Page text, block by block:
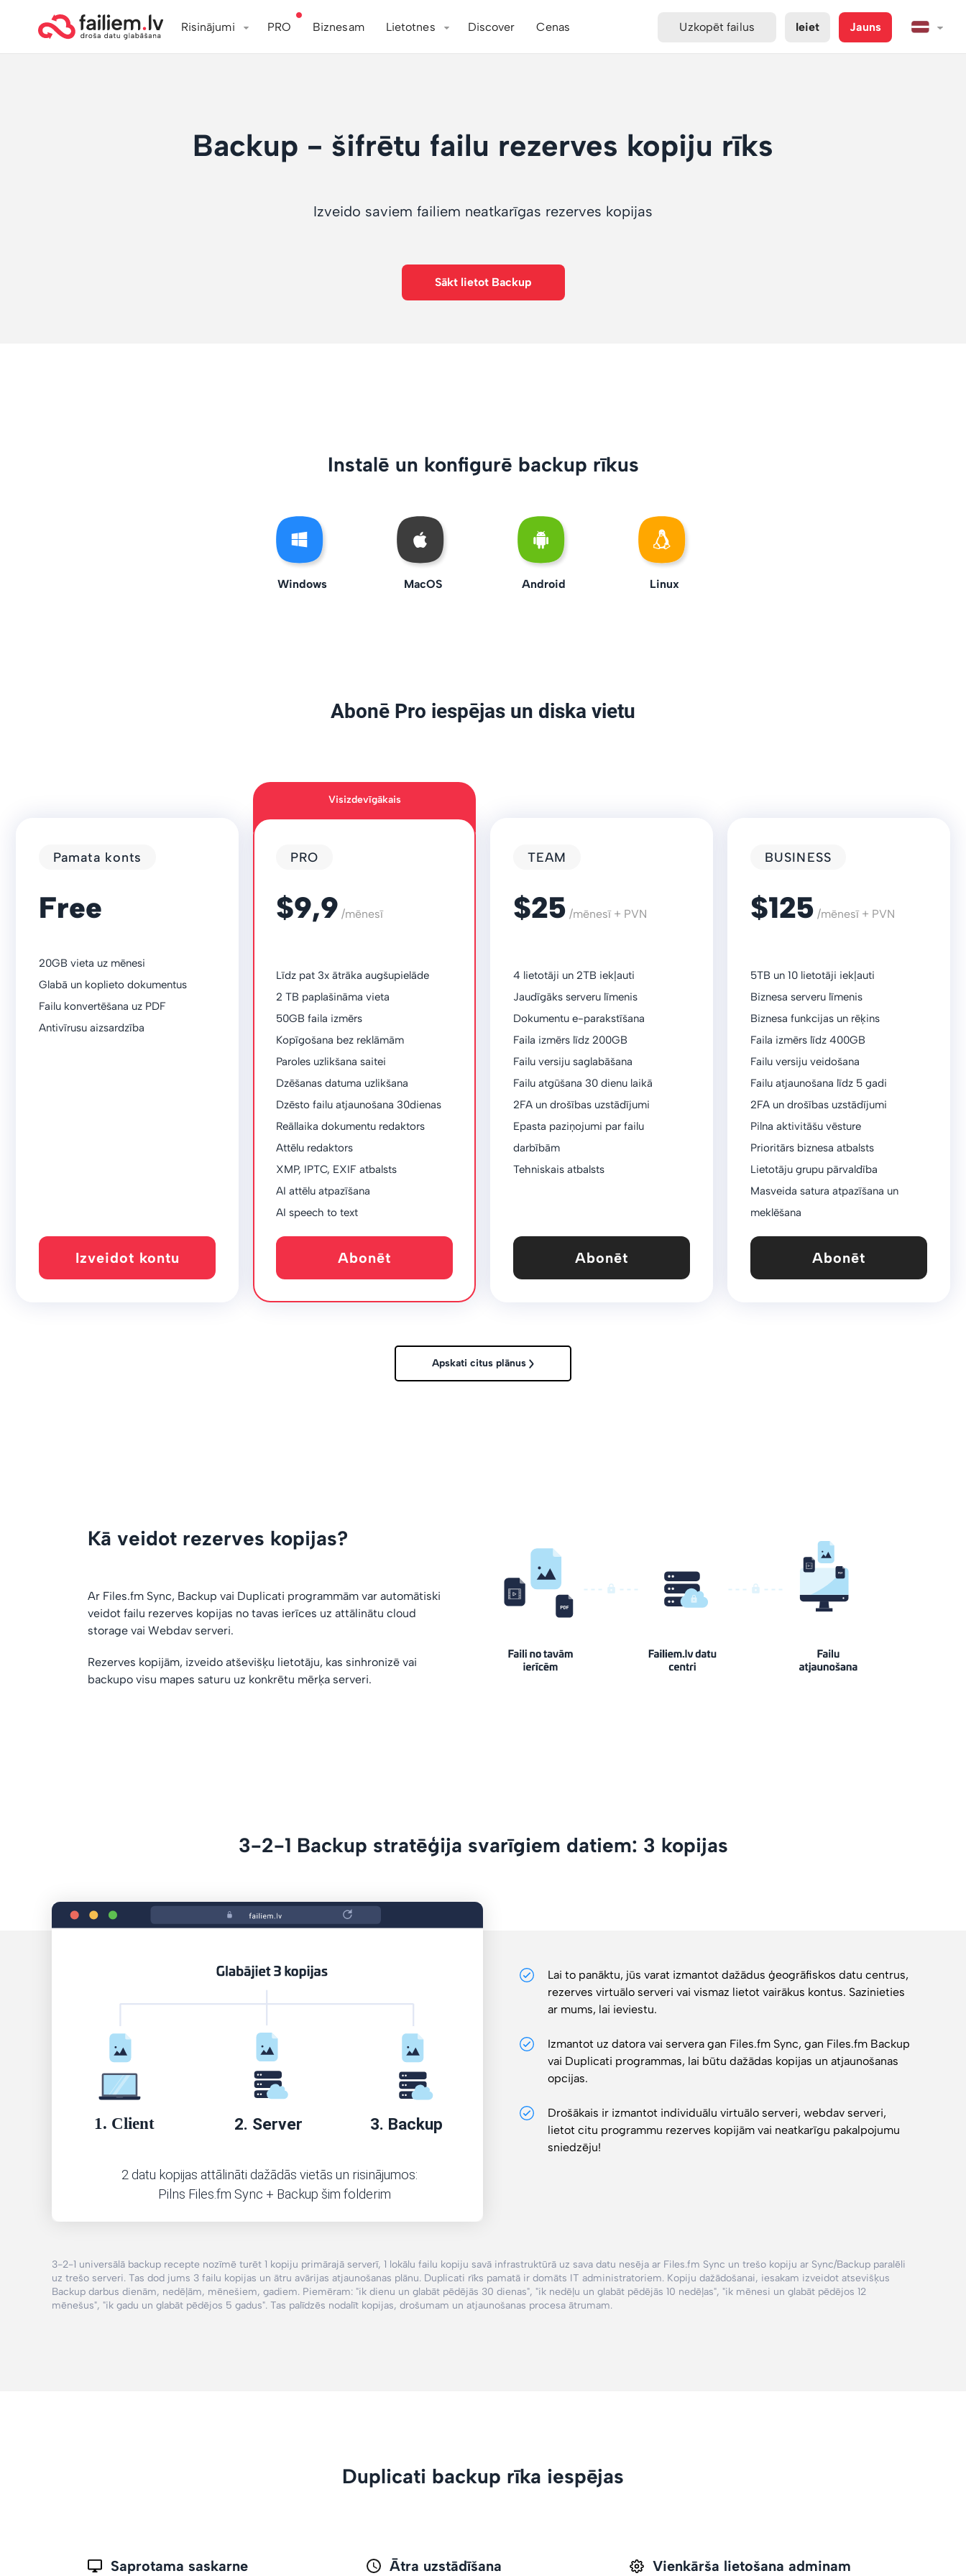
Risinājumi PRO Biznesam Lietotnes Discover Cenas Uzkopēt failus Ieiet Jauns
Backup - šifrētu failu rezerves kopiju rīks
Izveido saviem failiem neatkarīgas rezerves kopijas
Sākt lietot Backup
Instalē un konfigurē backup rīkus
Windows MacOS Android Linux
Abonē Pro iespējas un diska vietu
Pamata konts
Free
20GB vieta uz mēnesi
Glabā un koplieto dokumentus
Failu konvertēšana uz PDF
Antivīrusu aizsardzība
Izveidot kontu
Visizdevīgākais
PRO
$9,9 /mēnesī
Līdz pat 3x ātrāka augšupielāde
2 TB paplašināma vieta
50GB faila izmērs
Kopīgošana bez reklāmām
Paroles uzlikšana saitei
Dzēšanas datuma uzlikšana
Dzēsto failu atjaunošana 30dienas
Reāllaika dokumentu redaktors
Attēlu redaktors
XMP, IPTC, EXIF ​​atbalsts
AI attēlu atpazīšana
AI speech to text
Abonēt
TEAM
$25 /mēnesī + PVN
4 lietotāji un 2TB iekļauti
Jaudīgāks serveru līmenis
Dokumentu e-parakstīšana
Faila izmērs līdz 200GB
Failu versiju saglabāšana
Failu atgūšana 30 dienu laikā
2FA un drošības uzstādījumi
Epasta paziņojumi par failu
darbībām
Tehniskais atbalsts
Abonēt
BUSINESS
$125 /mēnesī + PVN
5TB un 10 lietotāji iekļauti
Biznesa serveru līmenis
Biznesa funkcijas un rēķins
Faila izmērs līdz 400GB
Failu versiju veidošana
Failu atjaunošana līdz 5 gadi
2FA un drošības uzstādījumi
Pilna aktivitāšu vēsture
Prioritārs biznesa atbalsts
Lietotāju grupu pārvaldība
Masveida satura atpazīšana un
meklēšana
Abonēt
Apskati citus plānus
Kā veidot rezerves kopijas?
Ar Files.fm Sync, Backup vai Duplicati programmām var automātiski
veidot failu rezerves kopijas no tavas ierīces uz attālinātu cloud
storage vai Webdav serveri.
Rezerves kopijām, izveido atševišķu lietotāju, kas sinhronizē vai
backupo visu mapes saturu uz konkrētu mērķa serveri.
3-2-1 Backup stratēģija svarīgiem datiem: 3 kopijas
Lai to panāktu, jūs varat izmantot dažādus ģeogrāfiskos datu centrus,
rezerves virtuālo serveri vai vismaz lietot vairākus kontus. Sazinieties
ar mums, lai ieviestu.
Izmantot uz datora vai servera gan Files.fm Sync, gan Files.fm Backup
vai Duplicati programmas, lai būtu dažādas kopijas un atjaunošanas
opcijas.
Drošākais ir izmantot individuālu virtuālo serveri, webdav serveri,
lietot citu programmu rezerves kopijām vai neatkarīgu pakalpojumu
sniedzēju!
3-2-1 universālā backup recepte nozīmē turēt 1 kopiju primārajā serverī, 1 lokālu failu kopiju savā infrastruktūrā uz sava datu nesēja ar Files.fm Sync un trešo kopiju ar Sync/Backup paralēli
uz trešo serveri. Tas dod jums 3 failu kopijas un ātru avārijas atjaunošanas plānu. Duplicati rīks pamatā ir domāts IT administratoriem. Kopiju dažādošanai, iesakam izveidot atsevišķus
Backup darbus dienām, nedēļām, mēnešiem, gadiem. Piemēram: "ik dienu un glabāt pēdējās 30 dienas", "ik nedēļu un glabāt pēdējās 10 nedēļas", "ik mēnesi un glabāt pēdējos 12
mēnešus", "ik gadu un glabāt pēdējos 5 gadus". Tas palīdzēs nodalīt kopijas, drošumam un atjaunošanas procesa ātrumam.
Duplicati backup rīka iespējas
Saprotama saskarne Ātra uzstādīšana Vienkārša lietošana adminam